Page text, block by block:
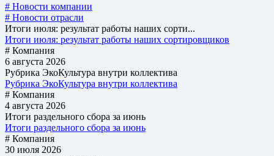
# Новости компании
# Новости отрасли
Итоги июля: результат работы наших сорти...
Итоги июля: результат работы наших сортировщиков
# Компания
6 августа 2026
Рубрика ЭкоКультура внутри коллектива
Рубрика ЭкоКультура внутри коллектива
# Компания
4 августа 2026
Итоги раздельного сбора за июнь
Итоги раздельного сбора за июнь
# Компания
30 июля 2026